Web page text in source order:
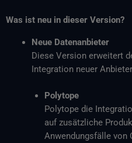
Was ist neu in dieser Version?
Neue Datenanbieter
Diese Version erweitert
Integration neuer
Polytope
Polytope die
auf zusätzliche
Anwendungsfälle von